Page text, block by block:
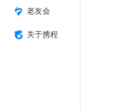
老友会
关于携程